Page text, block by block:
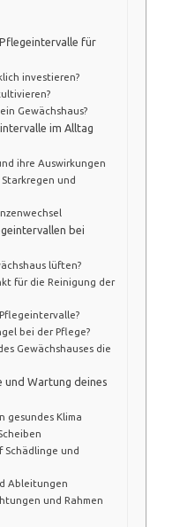
für
investieren?
Gewächshaus?
im Alltag
ihre Auswirkungen
und
bei
lüften?
für die Reinigung der
bei der Pflege?
Gewächshauses die
und Wartung deines
gesundes Klima
und
Ableitungen
und Rahmen